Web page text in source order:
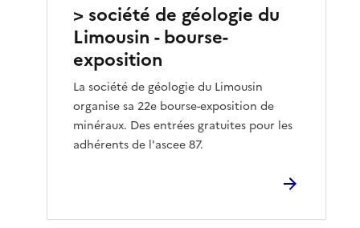
> société de géologie du
Limousin - bourse-
exposition
La société de géologie du Limousin
organise sa 22e bourse-exposition de
minéraux. Des entrées gratuites pour les
adhérents de l'ascee 87.